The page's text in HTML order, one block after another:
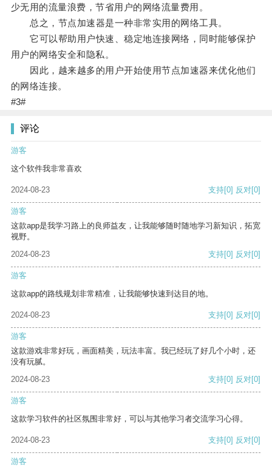
少无用的流量浪费，节省用户的网络流量费用。
总之，节点加速器是一种非常实用的网络工具。
它可以帮助用户快速、稳定地连接网络，同时能够保护
用户的网络安全和隐私。
因此，越来越多的用户开始使用节点加速器来优化他们
的网络连接。
#3#
评论
游客
这个软件我非常喜欢
2024-08-23 支持[0] 反对[0]
游客
这款app是我学习路上的良师益友，让我能够随时随地学习新知识，拓宽
视野。
2024-08-23
支持[0] 反对[0]
游客
这款app的路线规划非常精准，让我能够快速到达目的地。
2024-08-23 支持[0] 反对[0]
游客
这款游戏非常好玩，画面精美，玩法丰富。我已经玩了好几个小时，还
没有玩腻。
2024-08-23
支持[0] 反对[0]
游客
这款学习软件的社区氛围非常好，可以与其他学习者交流学习心得。
2024-08-23 支持[0] 反对[0]
游客